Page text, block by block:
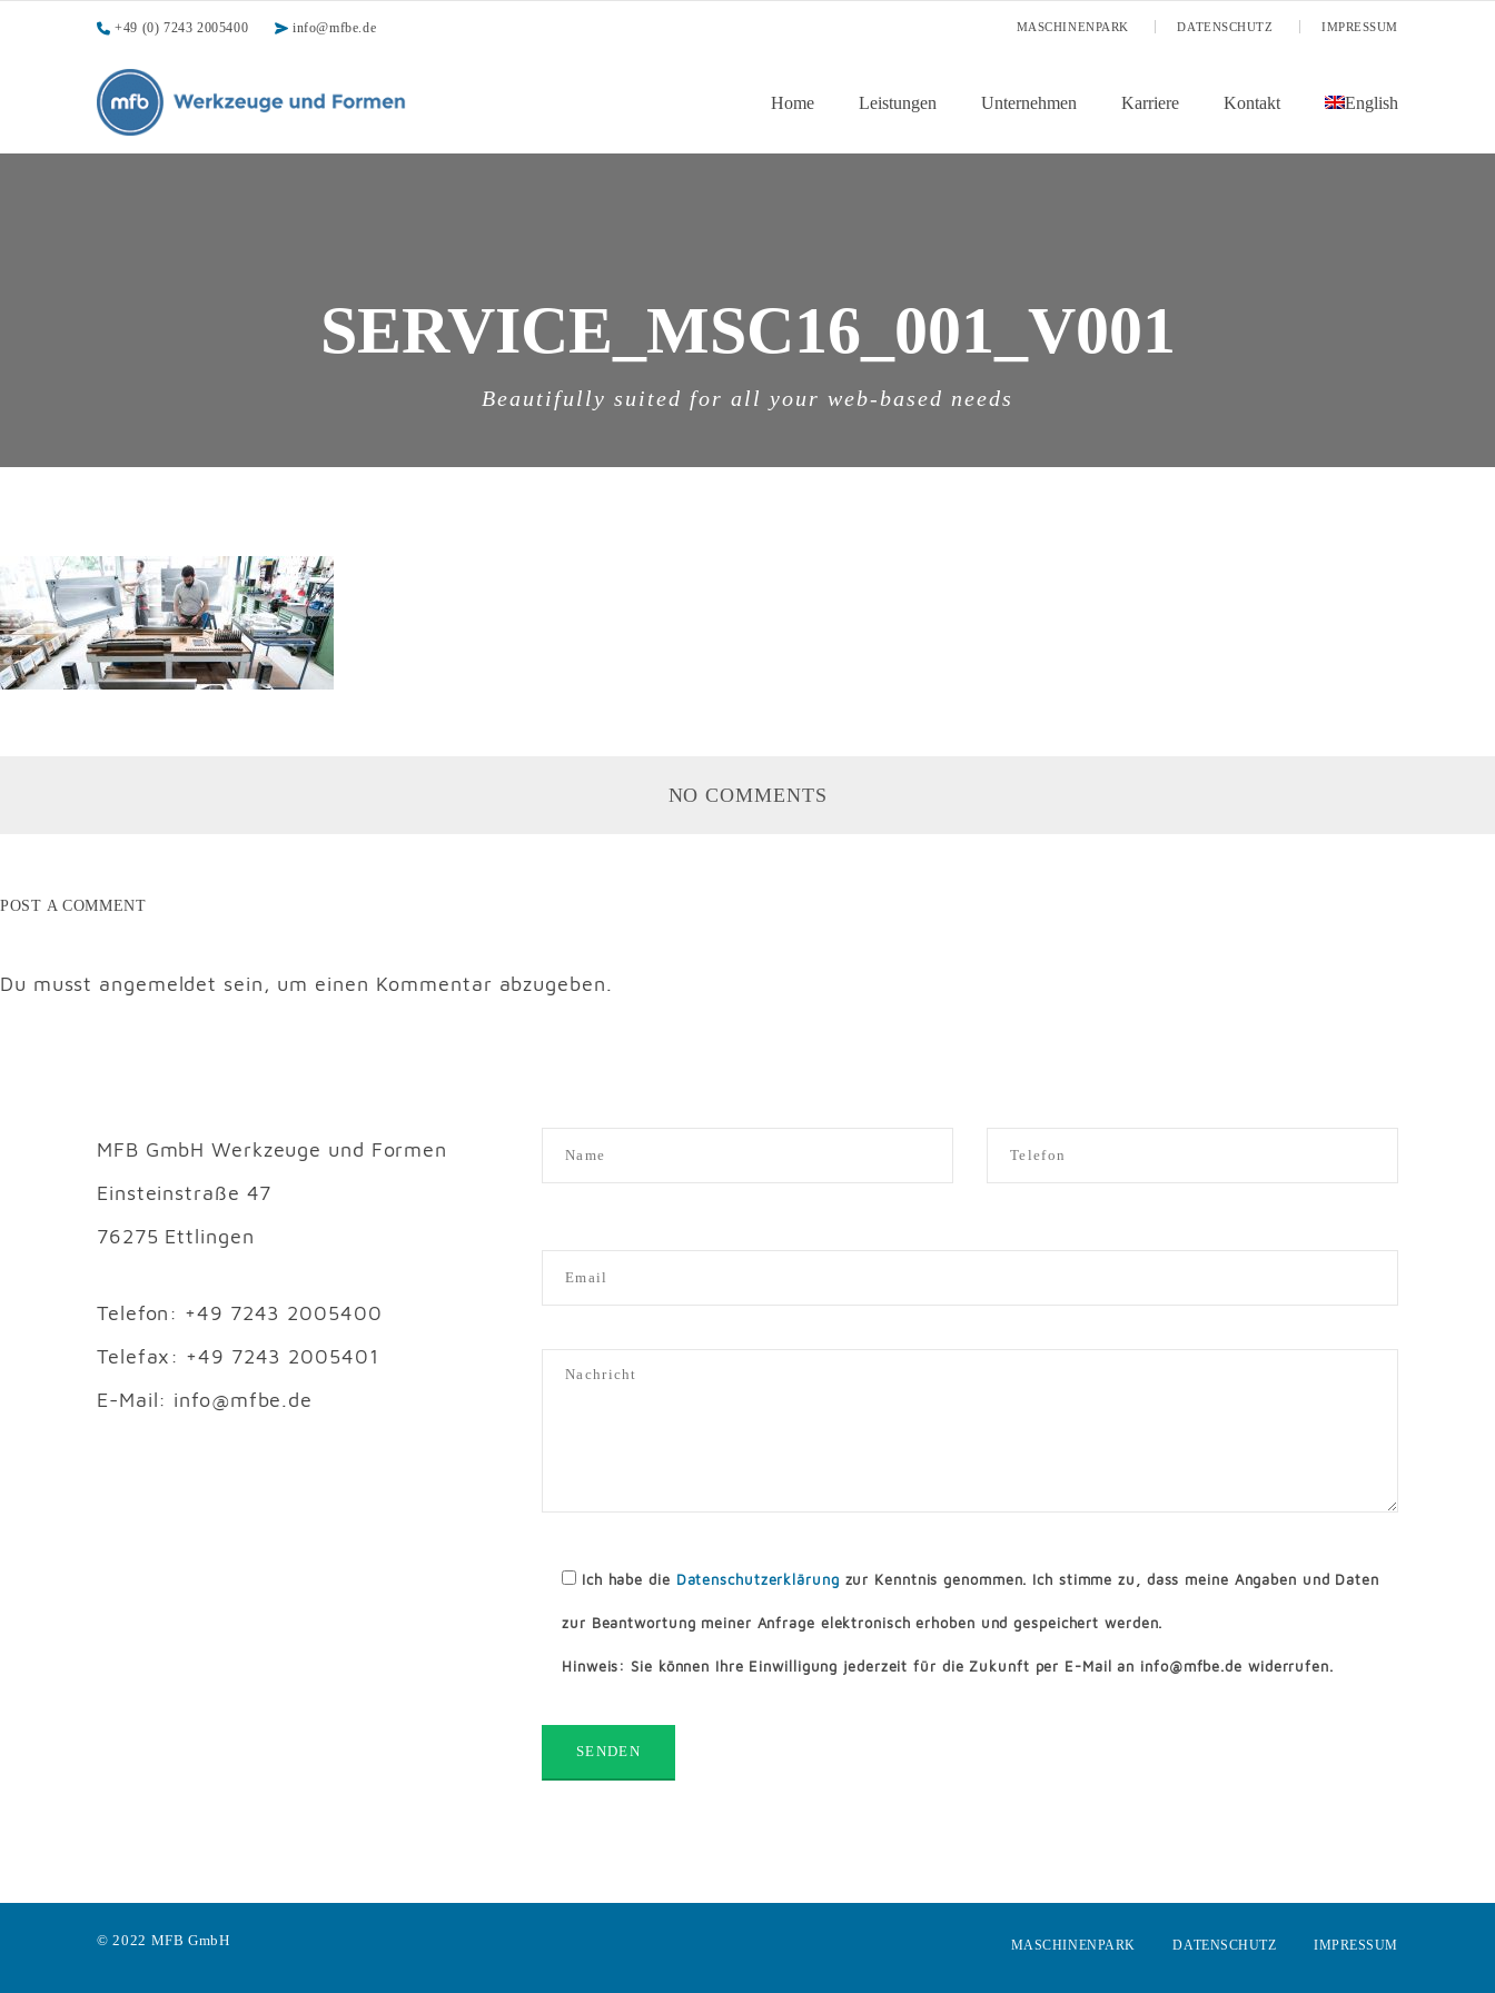
+49 (0) 7243 2005400 info@mfbe.de MASCHINENPARK DATENSCHUTZ IMPRESSUM
Home Leistungen Unternehmen Karriere Kontakt English
SERVICE_MSC16_001_V001
Beautifully suited for all your web-based needs
NO COMMENTS
POST A COMMENT
Du musst angemeldet sein, um einen Kommentar abzugeben.
MFB GmbH Werkzeuge und Formen
Einsteinstraße 47
76275 Ettlingen
Telefon: +49 7243 2005400
Telefax: +49 7243 2005401
E-Mail: info@mfbe.de
Ich habe die Datenschutzerklärung zur Kenntnis genommen. Ich stimme zu, dass meine Angaben und Daten
zur Beantwortung meiner Anfrage elektronisch erhoben und gespeichert werden.
Hinweis: Sie können Ihre Einwilligung jederzeit für die Zukunft per E-Mail an info@mfbe.de widerrufen.
© 2022 MFB GmbH MASCHINENPARK DATENSCHUTZ IMPRESSUM